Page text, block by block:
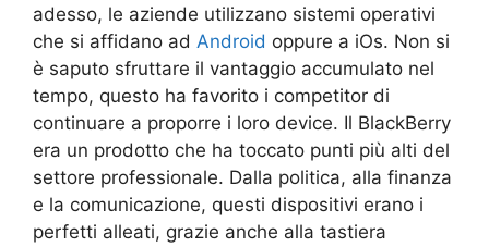
adesso, le aziende utilizzano sistemi operativi
che si affidano ad Android oppure a iOs. Non si
è saputo sfruttare il vantaggio accumulato nel
tempo, questo ha favorito i competitor di
continuare a proporre i loro device. Il BlackBerry
era un prodotto che ha toccato punti più alti del
settore professionale. Dalla politica, alla finanza
e la comunicazione, questi dispositivi erano i
perfetti alleati, grazie anche alla tastiera